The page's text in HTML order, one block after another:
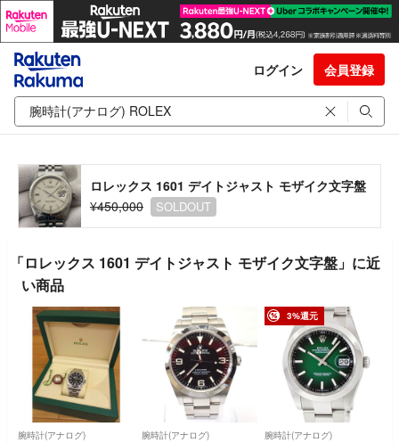
ログイン 会員登録
ロレックス 1601 デイトジャスト モザイク文字盤
¥450,000
SOLDOUT
「ロレックス 1601 デイトジャスト モザイク文字盤」に近
い商品
腕時計(アナログ) 腕時計(アナログ)
3%還元
腕時計(アナログ)